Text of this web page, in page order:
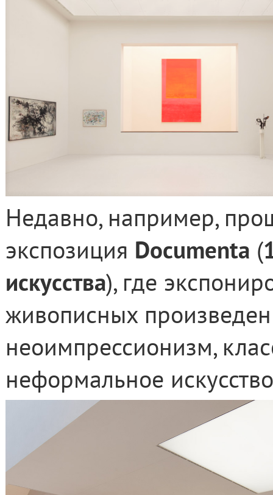
Недавно, например,
экспозиция Documenta (
искусства), где
живописных
неоимпрессионизм,
неформальное